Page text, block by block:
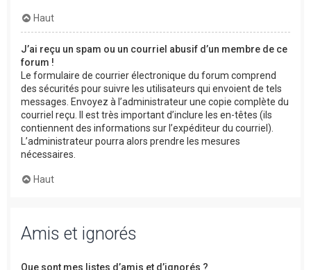
Haut
J’ai reçu un spam ou un courriel abusif d’un membre de ce
forum !
Le formulaire de courrier électronique du forum comprend
des sécurités pour suivre les utilisateurs qui envoient de tels
messages. Envoyez à l’administrateur une copie complète du
courriel reçu. Il est très important d’inclure les en-têtes (ils
contiennent des informations sur l’expéditeur du courriel).
L’administrateur pourra alors prendre les mesures
nécessaires.
Haut
Amis et ignorés
Que sont mes listes d’amis et d’ignorés ?